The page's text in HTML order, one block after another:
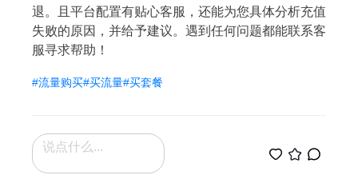
退。且平台配置有贴心客服，还能为您具体分析充值
失败的原因，并给予建议。遇到任何问题都能联系客
服寻求帮助！
#流量购买#买流量#买套餐